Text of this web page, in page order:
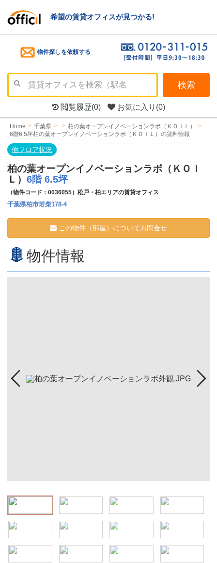
希望の賃貸オフィスが見つかる!
物件探しを依頼する
検索
閲覧履歴(0) お気に入り (0)
Home 千葉県
柏の葉オープンイノベーションラボ（ＫＯＩＬ）
6階6.5坪柏の葉オープンイノベーションラボ（ＫＯＩＬ）の賃料情報
他フロア状況
柏の葉オープンイノベーションラボ（ＫＯＩ
Ｌ） 6階 6.5坪
（物件コード：0036055）松戸・柏エリアの賃貸オフィス
千葉県柏市若柴178-4
この物件（部屋）についてお問合せ
物件情報